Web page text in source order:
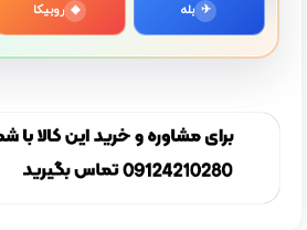
✈ بله ◆ روبیکا